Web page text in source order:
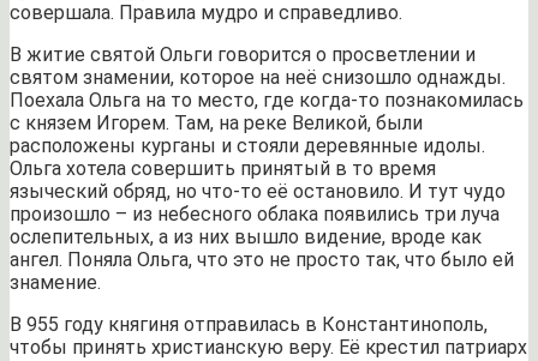
совершала. Правила мудро и справедливо.
В житие святой Ольги говорится о просветлении и
святом знамении, которое на неё снизошло однажды.
Поехала Ольга на то место, где когда-то познакомилась
с князем Игорем. Там, на реке Великой, были
расположены курганы и стояли деревянные идолы.
Ольга хотела совершить принятый в то время
языческий обряд, но что-то её остановило. И тут чудо
произошло – из небесного облака появились три луча
ослепительных, а из них вышло видение, вроде как
ангел. Поняла Ольга, что это не просто так, что было ей
знамение.
В 955 году княгиня отправилась в Константинополь,
чтобы принять христианскую веру. Её крестил патриарх